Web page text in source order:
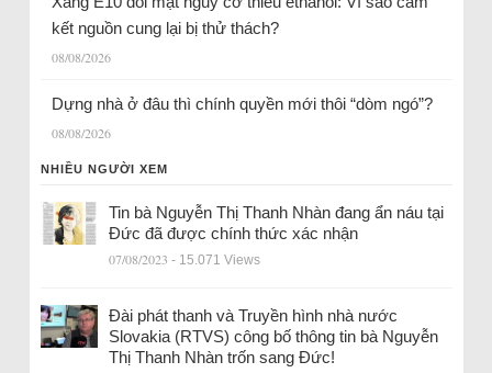
kết nguồn cung lại bị thử thách?
08/08/2026
Dựng nhà ở đâu thì chính quyền mới thôi “dòm ngó”?
08/08/2026
NHIỀU NGƯỜI XEM
Tin bà Nguyễn Thị Thanh Nhàn đang ẩn náu tại
Đức đã được chính thức xác nhận
07/08/2023 - 15.071 Views
Đài phát thanh và Truyền hình nhà nước
Slovakia (RTVS) công bố thông tin bà Nguyễn
Thị Thanh Nhàn trốn sang Đức!